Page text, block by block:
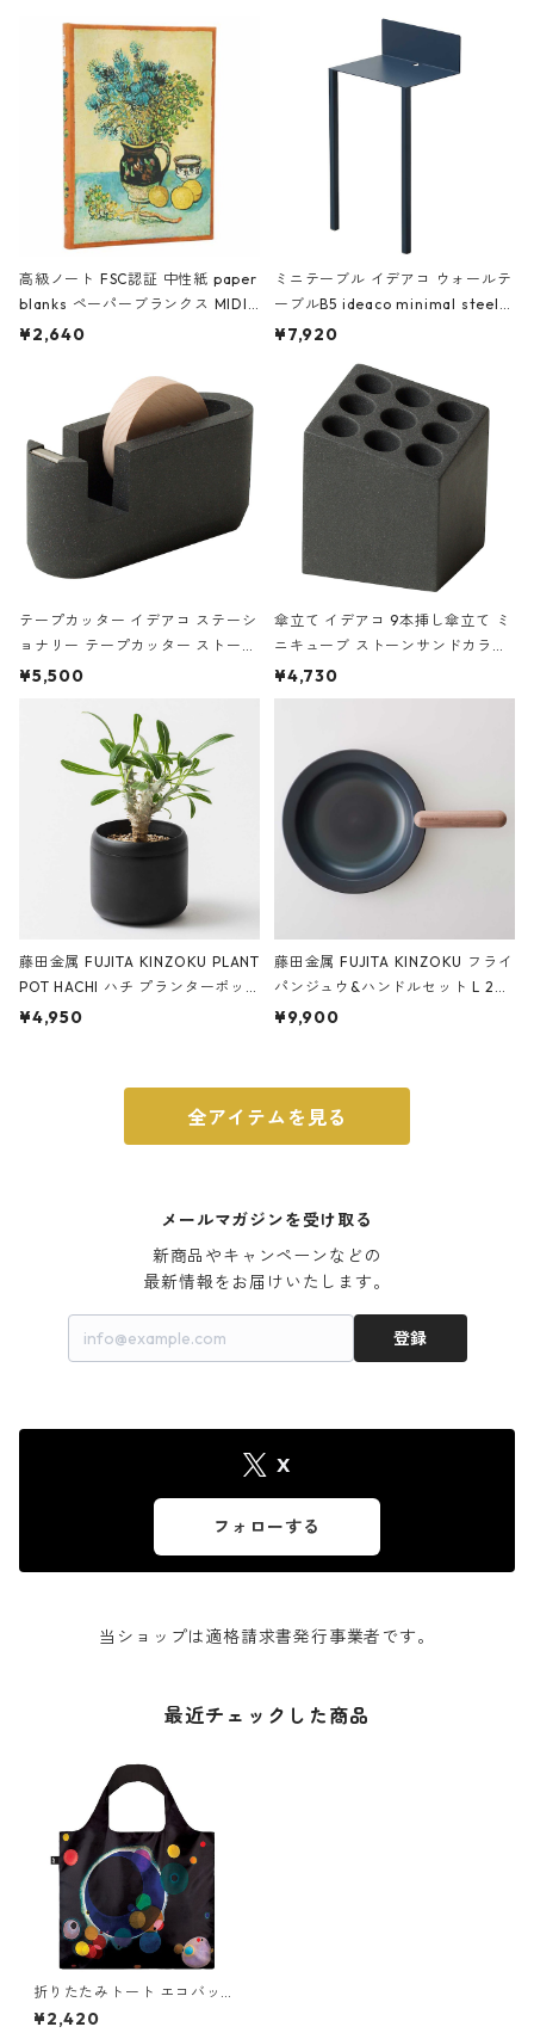
高級ノート FSC認証 中性紙 paper
blanks ペーパーブランクス MIDI
ハードカバー 罫線 ヴァン・ゴッホ
¥2,640
ミニテーブル イデアコ ウォールテ
ーブルB5 ideaco minimal steel f
urniture WALL Table B5 ネイビー
¥7,920
テープカッター イデアコ ステーシ
ョナリー テープカッター ストーン
サンドカラー 石調 ideaco Station
¥5,500
傘立て イデアコ 9本挿し傘立て ミ
ニキューブ ストーンサンドカラー
石調 ideaco Umbrella Stand CUB
E ストーンサンドブラック
¥4,730
藤田金属 FUJITA KINZOKU PLANT
POT HACHI ハチ プランターポッ
ト 3号 ブラック
¥4,950
藤田金属 FUJITA KINZOKU フライ
パンジュウ&ハンドルセット L 24c
m ガス火・IH対応 鉄フライパン
¥9,900
全アイテムを見る
メールマガジンを受け取る
新商品やキャンペーンなどの
最新情報をお届けいたします。
登録
X
フォローする
当ショップは適格請求書発行事業者です。
最近チェックした商品
折りたたみトート エコバッグ
撥水加工 LOQI Recycled Bag
ローキー 大きめ トートバッグ
¥2,420